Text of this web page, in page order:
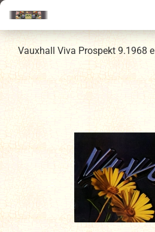
Vauxhall Viva Prospekt 9.1968 e